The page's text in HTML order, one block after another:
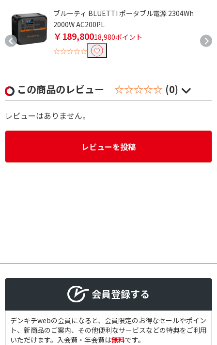
ブルーティ BLUETTI ポータブル電源 2304Wh
2000W AC200PL
￥189,80018,980ポイント
☆☆☆☆☆
この商品のレビュー ☆☆☆☆☆ (0)
レビューはありません。
レビューを投稿
会員登録する
デンキチwebの会員になると、会員限定のお得なセールやポイン
ト、新商品のご案内、その他便利なサービスなどの特典をご利用
いただけます。入会費・年会費は無料です。